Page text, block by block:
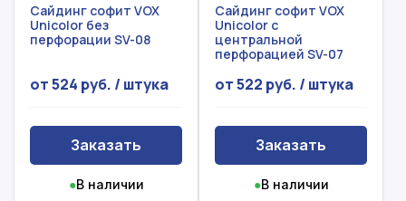
Сайдинг софит VOX
Unicolor без
перфорации SV-08
от 524 руб. / штука
Заказать
●В наличии
Сайдинг софит VOX
Unicolor с
центральной
перфорацией SV-07
от 522 руб. / штука
Заказать
●В наличии